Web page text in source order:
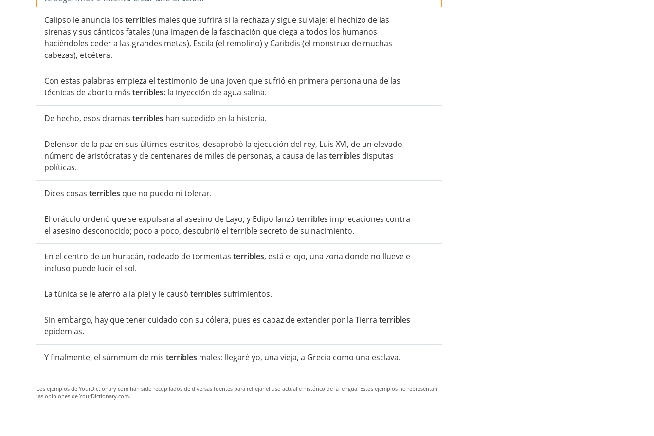
Calipso le anuncia los terribles males que sufrirá si la rechaza y sigue su viaje: el hechizo de las
sirenas y sus cánticos fatales (una imagen de la fascinación que ciega a todos los humanos
haciéndoles ceder a las grandes metas), Escila (el remolino) y Caribdis (el monstruo de muchas
cabezas), etcétera.
Con estas palabras empieza el testimonio de una joven que sufrió en primera persona una de las
técnicas de aborto más terribles: la inyección de agua salina.
De hecho, esos dramas terribles han sucedido en la historia.
Defensor de la paz en sus últimos escritos, desaprobó la ejecución del rey, Luis XVI, de un elevado
número de aristócratas y de centenares de miles de personas, a causa de las terribles disputas
políticas.
Dices cosas terribles que no puedo ni tolerar.
El oráculo ordenó que se expulsara al asesino de Layo, y Edipo lanzó terribles imprecaciones contra
el asesino desconocido; poco a poco, descubrió el terrible secreto de su nacimiento.
En el centro de un huracán, rodeado de tormentas terribles, está el ojo, una zona donde no llueve e
incluso puede lucir el sol.
La túnica se le aferró a la piel y le causó terribles sufrimientos.
Sin embargo, hay que tener cuidado con su cólera, pues es capaz de extender por la Tierra terribles
epidemias.
Y finalmente, el súmmum de mis terribles males: llegaré yo, una vieja, a Grecia como una esclava.
Los ejemplos de YourDictionary.com han sido recopilados de diversas fuentes para reflejar el uso actual e histórico de la lengua. Estos ejemplos no representan
las opiniones de YourDictionary.com.